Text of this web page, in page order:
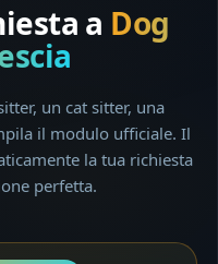
a Dog
un cat sitter, una
il modulo ufficiale. Il
la tua richiesta
perfetta.